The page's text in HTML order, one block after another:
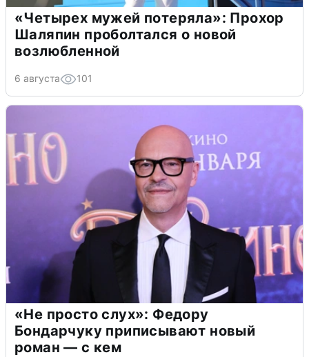
«Четырех мужей потеряла»: Прохор
Шаляпин проболтался о новой
возлюбленной
6 августа 101
«Не просто слух»: Федору
Бондарчуку приписывают новый
роман — с кем